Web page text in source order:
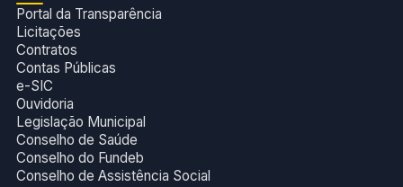
Portal da Transparência
Licitações
Contratos
Contas Públicas
e-SIC
Ouvidoria
Legislação Municipal
Conselho de Saúde
Conselho do Fundeb
Conselho de Assistência Social